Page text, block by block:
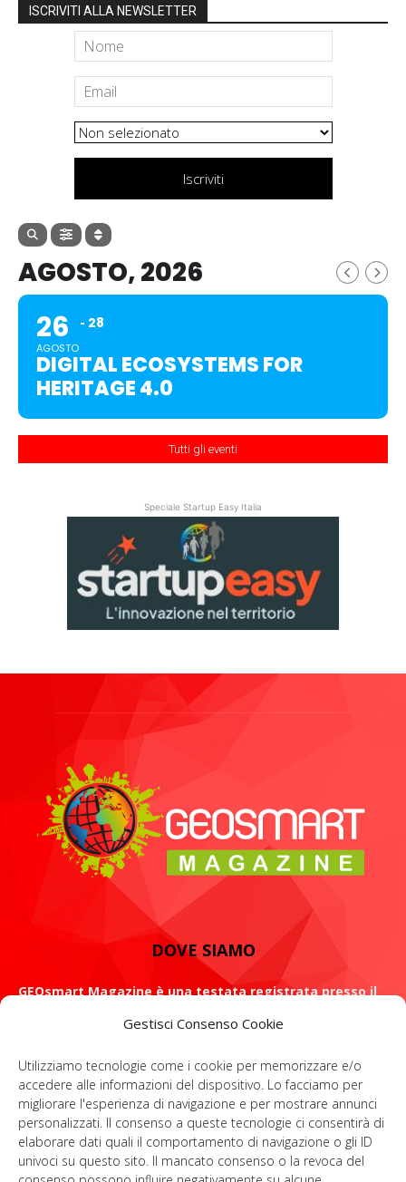
Gestisci Consenso Cookie
Utilizziamo tecnologie come i cookie per memorizzare e/o
accedere alle informazioni del dispositivo. Lo facciamo per
migliorare l'esperienza di navigazione e per mostrare annunci
personalizzati. Il consenso a queste tecnologie ci consentirà di
elaborare dati quali il comportamento di navigazione o gli ID
univoci su questo sito. Il mancato consenso o la revoca del
ISCRIVITI ALLA NEWSLETTER
Iscriviti
AGOSTO, 2026
26
AGOSTO
28
DIGITAL ECOSYSTEMS FOR
HERITAGE 4.0
Tutti gli eventi
Speciale Startup Easy Italia
DOVE SIAMO
GEOsmart Magazine è una testata registrata presso il
ROMA: Via Casilina 98, 00182
Contattaci:info@geosmartmagazine.it